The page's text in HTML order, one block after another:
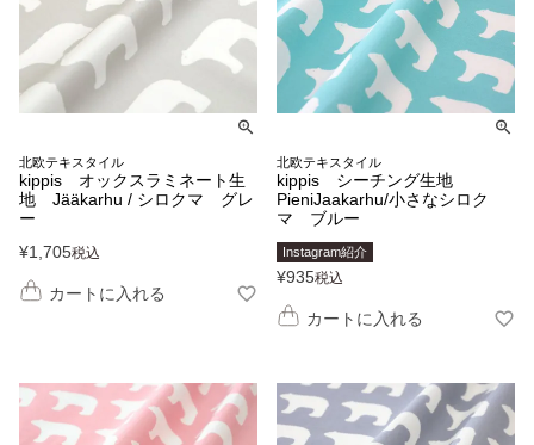
北欧テキスタイル
kippis オックスラミネート生
地 Jääkarhu / シロクマ グレ
ー
¥1,705税込
カートに入れる
北欧テキスタイル
kippis シーチング生地
PieniJaakarhu/小さなシロク
マ ブルー
Instagram紹介
¥935税込
カートに入れる